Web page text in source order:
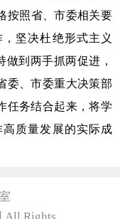
按照省、市委相关要
坚决杜绝形式主义
做到两手抓两促进，
委、市委重大决策部
任务结合起来，将学
质量发展的实际成